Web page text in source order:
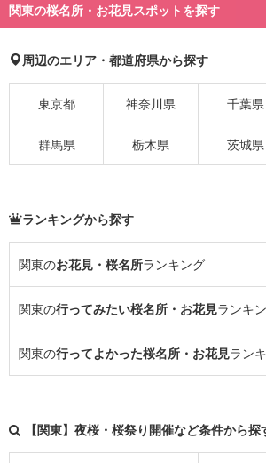
関東の桜名所・お花見スポットを探す
周辺のエリア・都道府県から探す
東京都 神奈川県 千葉県
群馬県 栃木県 茨城県
ランキングから探す
関東のお花見・桜名所ランキング
関東の行ってみたい桜名所・お花見ランキ
関東の行ってよかった桜名所・お花見ラン
【関東】夜桜・桜祭り開催など条件から探